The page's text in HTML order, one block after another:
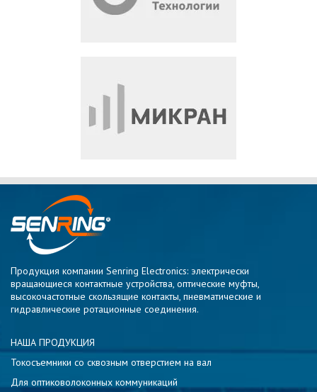
Продукция компании Senring Electronics: электрически
вращающиеся контактные устройства, оптические муфты,
высокочастотные скользящие контакты, пневматические и
гидравлические ротационные соединения.
НАША ПРОДУКЦИЯ
Токосъемники со сквозным отверстием на вал
Для оптиковолоконных коммуникаций